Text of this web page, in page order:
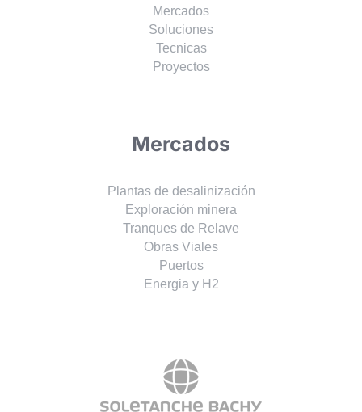
Mercados
Soluciones
Tecnicas
Proyectos
Mercados
Plantas de desalinización
Exploración minera
Tranques de Relave
Obras Viales
Puertos
Energia y H2